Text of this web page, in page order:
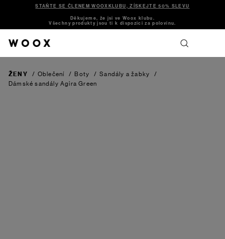
STAŇTE SE ČLENEM WOOXKLUBU, ZÍSKEJTE 50% SLEVU
Děkujeme, že jsi ve Woox klubu.
Všechny produkty jsou ti k dispozici za polovinu.
ŽENY / Oblečení / Boty / Sandály a žabky
/
Dámské sandály AgiraGreen